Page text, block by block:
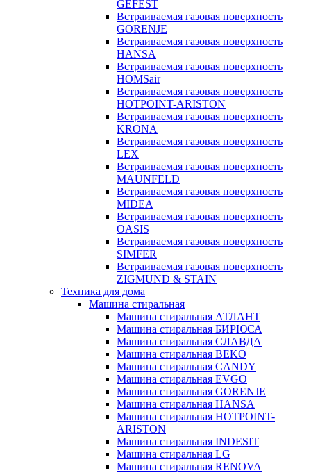
GEFEST
Встраиваемая газовая поверхность
GORENJE
Встраиваемая газовая поверхность
HANSA
Встраиваемая газовая поверхность
HOMSair
Встраиваемая газовая поверхность
HOTPOINT-ARISTON
Встраиваемая газовая поверхность
KRONA
Встраиваемая газовая поверхность
LEX
Встраиваемая газовая поверхность
MAUNFELD
Встраиваемая газовая поверхность
MIDEA
Встраиваемая газовая поверхность
OASIS
Встраиваемая газовая поверхность
SIMFER
Встраиваемая газовая поверхность
ZIGMUND & STAIN
Техника для дома
Машина стиральная
Машина стиральная АТЛАНТ
Машина стиральная БИРЮСА
Машина стиральная СЛАВДА
Машина стиральная BEKO
Машина стиральная CANDY
Машина стиральная EVGO
Машина стиральная GORENJE
Машина стиральная HANSA
Машина стиральная HOTPOINT-
ARISTON
Машина стиральная INDESIT
Машина стиральная LG
Машина стиральная RENOVA